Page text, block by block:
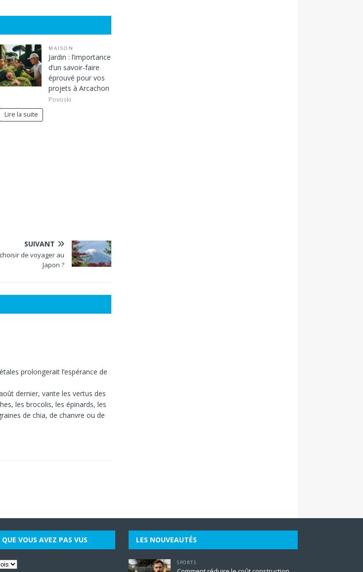
MAISON
Jardin : l’importance
d’un savoir-faire
éprouvé pour vos
projets à Arcachon
Povoski
Lire la suite
SUIVANT
de voyager au
Japon ?
prolongerait l’espérance de
dernier, vante les vertus des
les brocolis, les épinards, les
de chia, de chanvre ou de
VOUS AVEZ PAS VUS LES NOUVEAUTÉS
SPORTS